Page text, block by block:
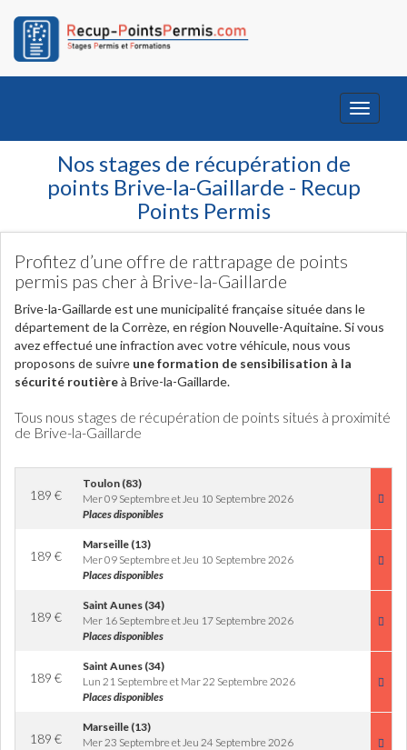
Toggle
Nos stages de récupération de
points Brive-la-Gaillarde - Recup
Points Permis
Profitez d’une offre de rattrapage de points
permis pas cher à Brive-la-Gaillarde
Brive-la-Gaillarde est une municipalité française située dans le
département de la Corrèze, en région Nouvelle-Aquitaine. Si vous
avez effectué une infraction avec votre véhicule, nous vous
proposons de suivre une formation de sensibilisation à la
sécurité routièreà Brive-la-Gaillarde.
Tous nous stages de récupération de points situés à proximité
de Brive-la-Gaillarde
189 €
Toulon (83)
Mer 09 Septembre et Jeu 10 Septembre 2026
Places disponibles
189 €
Marseille (13)
Mer 09 Septembre et Jeu 10 Septembre 2026
Places disponibles
189 €
Saint Aunes (34)
Mer 16 Septembre et Jeu 17 Septembre 2026
Places disponibles
189 €
Saint Aunes (34)
Lun 21 Septembre et Mar 22 Septembre 2026
Places disponibles
189 €
Marseille (13)
Mer 23 Septembre et Jeu 24 Septembre 2026